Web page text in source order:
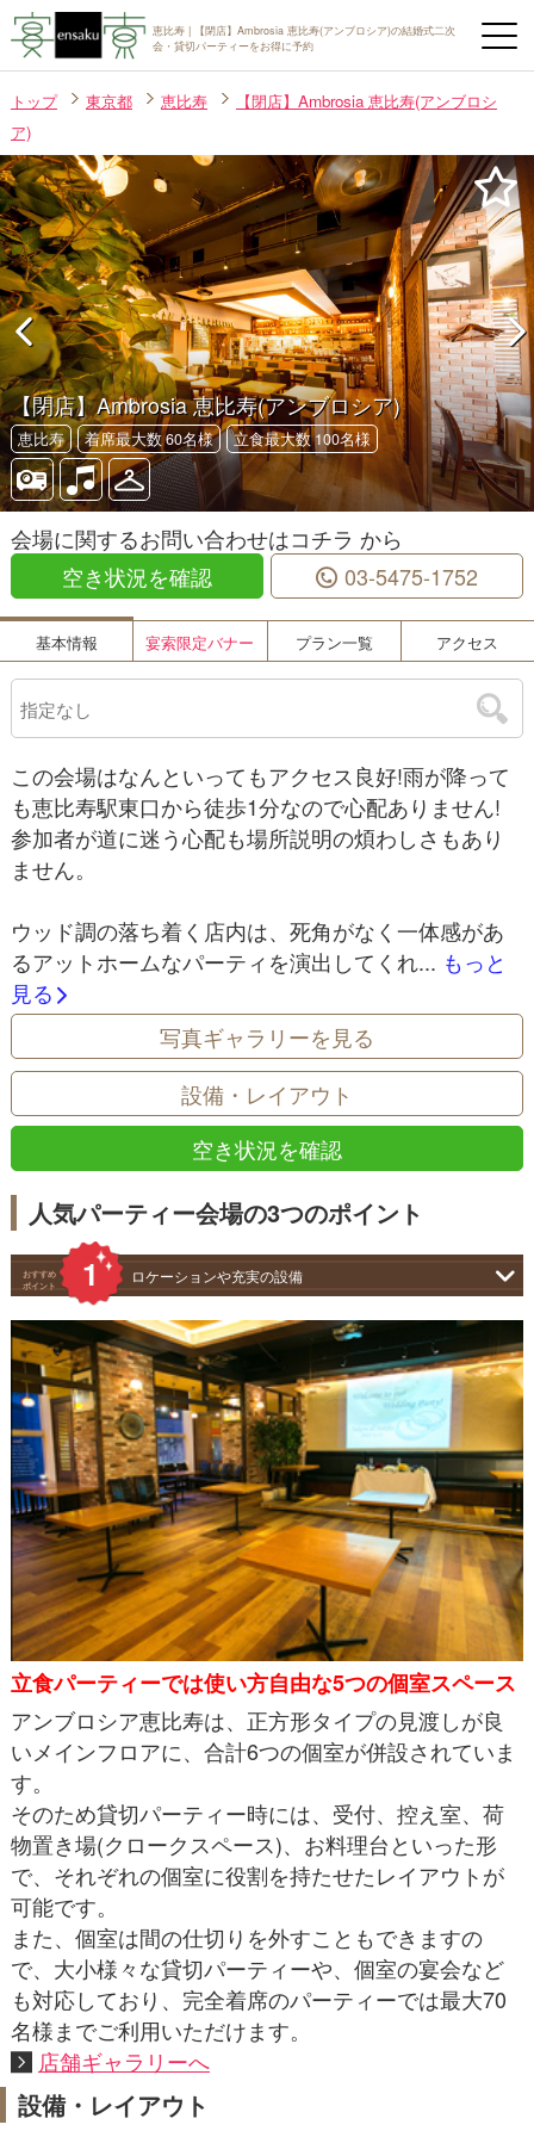
恵比寿 | 【閉店】Ambrosia 恵比寿(アンブロシア)の結婚式二次
会・貸切パーティーをお得に予約
トップ 東京都 恵比寿
【閉店】Ambrosia 恵比寿(アンブロシ
ア)
【閉店】Ambrosia 恵比寿(アンブロシア)
恵比寿 着席最大数 60名様 立食最大数 100名様
会場に関するお問い合わせはコチラ から
空き状況を確認
03-5475-1752
基本情報 宴索限定バナー プラン一覧 アクセス
この会場はなんといってもアクセス良好!雨が降って
も恵比寿駅東口から徒歩1分なので心配ありません!
参加者が道に迷う心配も場所説明の煩わしさもあり
ません。
ウッド調の落ち着く店内は、死角がなく一体感があ
るアットホームなパーティを演出してくれ... もっと
見る
写真ギャラリーを見る
設備・レイアウト
空き状況を確認
人気パーティー会場の3つのポイント
おすすめ
ポイント
ロケーションや充実の設備
立食パーティーでは使い方自由な5つの個室スペース
アンブロシア恵比寿は、正方形タイプの見渡しが良
いメインフロアに、合計6つの個室が併設されていま
す。
そのため貸切パーティー時には、受付、控え室、荷
物置き場(クロークスペース)、お料理台といった形
で、それぞれの個室に役割を持たせたレイアウトが
可能です。
また、個室は間の仕切りを外すこともできますの
で、大小様々な貸切パーティーや、個室の宴会など
も対応しており、完全着席のパーティーでは最大70
名様までご利用いただけます。
店舗ギャラリーへ
設備・レイアウト